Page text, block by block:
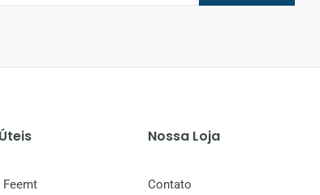
Feemt
Nossa Loja
Contato